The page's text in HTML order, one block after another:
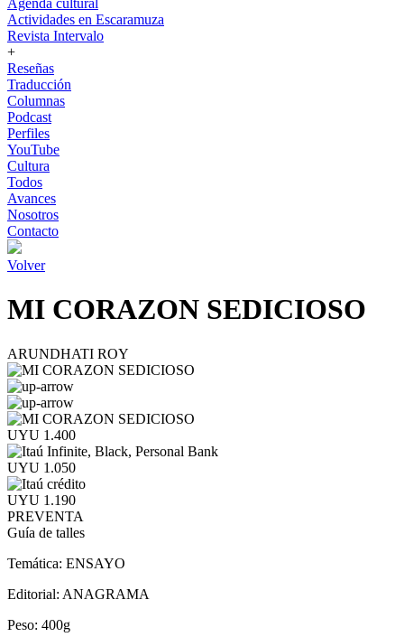
Agenda cultural
Actividades en Escaramuza
Revista Intervalo
+
Reseñas
Traducción
Columnas
Podcast
Perfiles
YouTube
Cultura
Todos
Avances
Nosotros
Contacto
Volver
MI CORAZON SEDICIOSO
ARUNDHATI ROY
UYU 1.400
UYU 1.050
UYU 1.190
PREVENTA
Guía de talles
Temática: ENSAYO
Editorial: ANAGRAMA
Peso: 400g